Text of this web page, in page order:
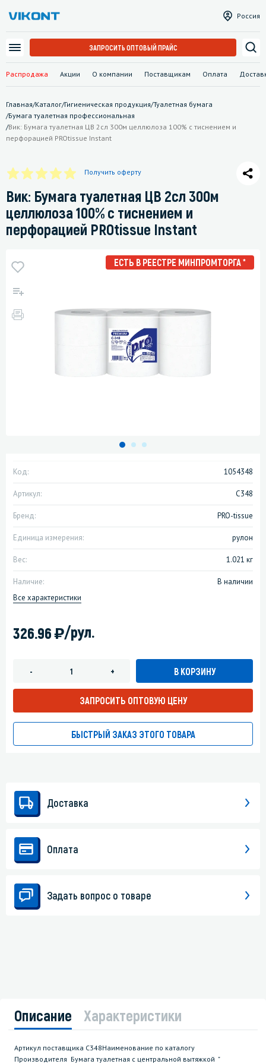
Распродажа Акции О компании Поставщикам Оплата
Россия
ЗАПРОСИТЬ ОПТОВЫЙ ПРАЙС
Главная/Каталог/Гигиеническая продукция/Туалетная бумага
/Бумага туалетная профессиональная
/Вик: Бумага туалетная ЦВ 2сл 300м целлюлоза 100% с тиснением и
перфорацией PROtissue Instant
Получить оферту
Вик: Бумага туалетная ЦВ 2сл 300м
целлюлоза 100% с тиснением и
перфорацией PROtissue Instant
ЕСТЬ В РЕЕСТРЕ МИНПРОМТОРГА *
Код: 1054348
Артикул: С348
Бренд: PRO-tissue
Единица измерения: рулон
Вес: 1.021 кг
Наличие:
В наличии
Все характеристики
326.96)/рул.
- + В КОРЗИНУ
ЗАПРОСИТЬ ОПТОВУЮ ЦЕНУ
БЫСТРЫЙ ЗАКАЗ ЭТОГО ТОВАРА
Доставка
Оплата
Задать вопрос о товаре
Описание Характеристики
Артикул поставщика С348Наименование по каталогу
Производителя Бумага туалетная с центральной вытяжкой "